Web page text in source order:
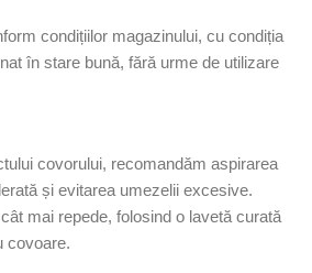
condițiilor magazinului, cu condiția
în stare bună, fără urme de utilizare
covorului, recomandăm aspirarea
și evitarea umezelii excesive.
mai repede, folosind o lavetă curată
covoare.